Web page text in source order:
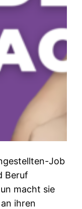
Job
Beruf
macht sie
ihren